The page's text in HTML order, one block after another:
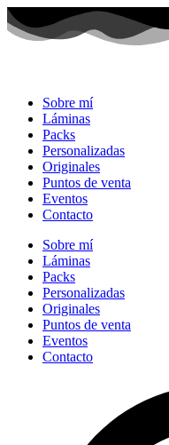
Sobre mí
Láminas
Packs
Personalizadas
Originales
Puntos de venta
Eventos
Contacto
Sobre mí
Láminas
Packs
Personalizadas
Originales
Puntos de venta
Eventos
Contacto